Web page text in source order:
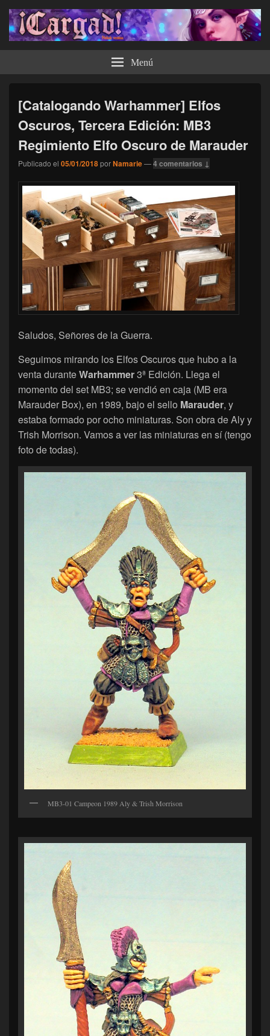
¡Cargad! Menú
[Catalogando Warhammer] Elfos
Oscuros, Tercera Edición: MB3
Regimiento Elfo Oscuro de Marauder
Publicado el 05/01/2018porNamarie—4 comentarios ↓
Saludos, Señores de la Guerra.
Seguimos mirando los Elfos Oscuros que hubo a la
venta duranteWarhammer3ª Edición. Llega el
momento del set MB3; se vendió en caja (MB era
Marauder Box), en 1989, bajo el sello Marauder, y
estaba formado por ocho miniaturas. Son obra de Aly y
Trish Morrison. Vamos a ver las miniaturas en sí (tengo
foto de todas).
MB3-01 Campeon 1989 Aly & Trish Morrison